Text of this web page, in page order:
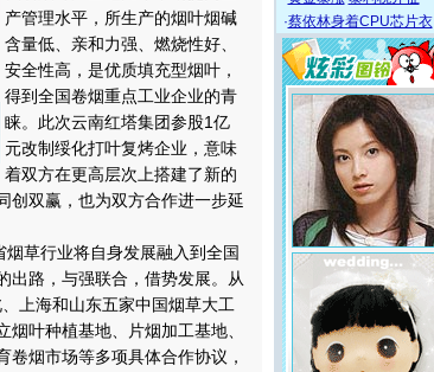
产管理水平，所生产的烟叶烟碱
含量低、亲和力强、燃烧性好、
安全性高，是优质填充型烟叶，
得到全国卷烟重点工业企业的青
睐。此次云南红塔集团参股1亿
元改制绥化打叶复烤企业，意味
着双方在更高层次上搭建了新的
创双赢，也为双方合作进一步延
草行业将自身发展融入到全国
出路，与强联合，借势发展。从
上海和山东五家中国烟草大工
叶种植基地、片烟加工基地、
烟市场等多项具体合作协议，
·蔡依林身着CPU芯片衣